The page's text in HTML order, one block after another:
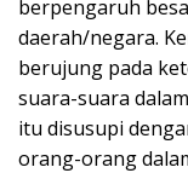
berpengaruh
daerah/negara.
berujung pada
suara-suara
itu disusupi
orang-orang